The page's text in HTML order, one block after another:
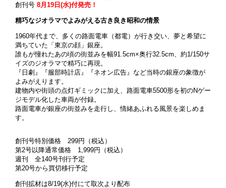
創刊号 8月19日(水)付発売！
精巧なジオラマでよみがえる古き良き昭和の情景
1960年代まで、多くの路面電車（都電）が行き交い、夢と希望に
満ちていた「東京の顔」銀座。
誰もが憧れたあの頃の街並みを幅91.5cm×奥行32.5cm、約1/150サ
イズのジオラマで精巧に再現。
『日劇』『服部時計店』『ネオン広告』など当時の銀座の象徴が
よみがえります。
建物内や街頭の点灯ギミックに加え、路面電車5500形を初のNゲー
ジモデル化した車両が付録。
路面電車が銀座の街並みを走行し、情緒あふれる風景を楽しめま
す。
創刊号特別価格 299円（税込）
第2号以降通常価格 1,999円（税込）
週刊 全140号刊行予定
第20号から買切移行予定
創刊拡材は8/19(水)付にて取次より配布